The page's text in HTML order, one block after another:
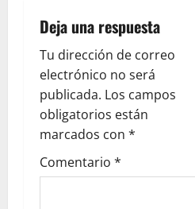
t
i
o
n
Deja una respuesta
Tu dirección de correo
electrónico no será
publicada. Los campos
obligatorios están
marcados con *
Comentario *